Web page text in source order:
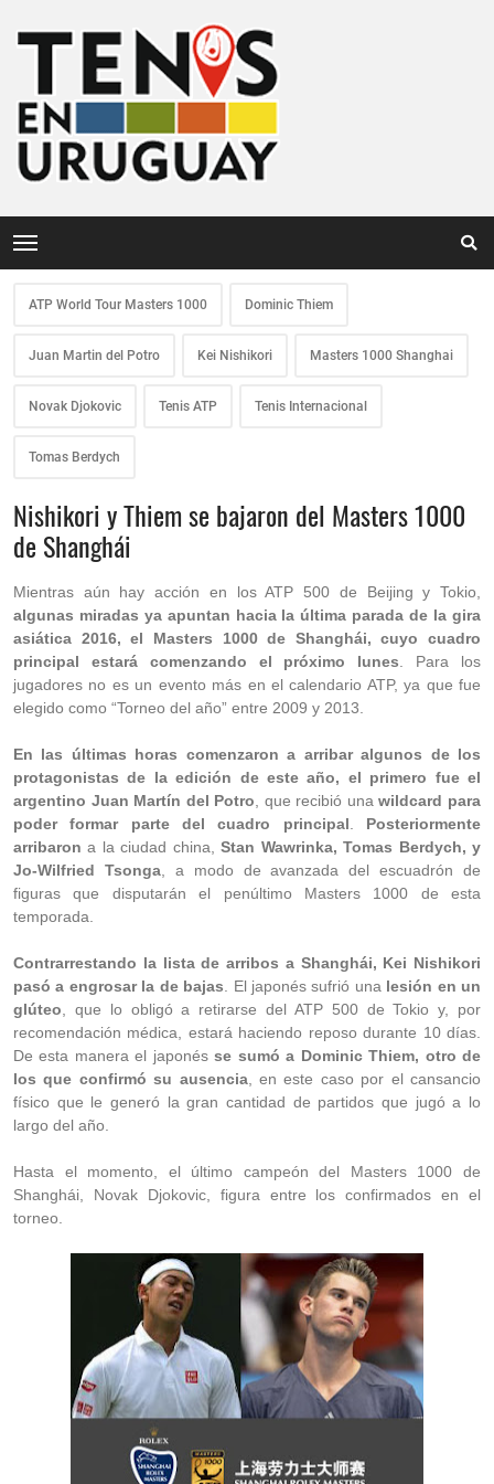
ATP World Tour Masters 1000 Dominic Thiem
Juan Martin del Potro Kei Nishikori Masters 1000 Shanghai
Novak Djokovic Tenis ATP Tenis Internacional
Tomas Berdych
Nishikori y Thiem se bajaron del Masters 1000
de Shanghái
Mientras aún hay acción en los ATP 500 de Beijing y Tokio,
algunas miradas ya apuntan hacia la última parada de la gira
asiática 2016, el Masters 1000 de Shanghái, cuyo cuadro
principal estará comenzando el próximo lunes . Para los
jugadores no es un evento más en el calendario ATP, ya que fue
elegido como “Torneo del año” entre 2009 y 2013.
En las últimas horas comenzaron a arribar algunos de los
protagonistas de la edición de este año, el primero fue el
argentino Juan Martín del Potro , que recibió unawildcard para
poder formar parte del cuadro principal
Posteriormente
arribaron a la ciudad china,Stan Wawrinka, Tomas Berdych, y
Jo-Wilfried Tsonga, a modo de avanzada del escuadrón de
figuras que disputarán el penúltimo Masters 1000 de esta
temporada.
Contrarrestando la lista de arribos a Shanghái, Kei Nishikori
pasó a engrosar la de bajas . El japonés sufrió una lesión en un
glúteo , que lo obligó a retirarse del ATP 500 de Tokio y, por
recomendación médica, estará haciendo reposo durante 10 días.
De esta manera el japonésse sumó a Dominic Thiem, otro de
los que confirmó su ausencia, en este caso por el cansancio
físico que le generó la gran cantidad de partidos que jugó a lo
largo del año.
Hasta el momento, el último campeón del Masters 1000 de
Shanghái, Novak Djokovic, figura entre los confirmados en el
torneo.